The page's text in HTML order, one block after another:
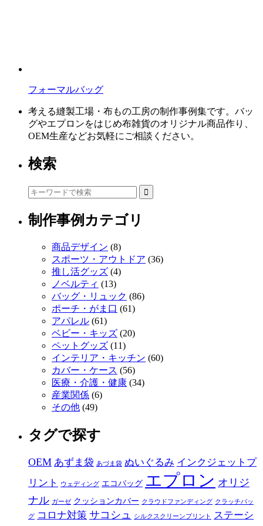
フォーマルバッグ
考える縫製工場・布もの工房の制作事例集です。バッ
グやエプロンをはじめ布雑貨のオリジナル商品作り、
OEM生産などお気軽にご相談ください。
検索
制作事例カテゴリ
商品デザイン (8)
スポーツ・アウトドア (36)
推し活グッズ (4)
ノベルティ (13)
バッグ・リュック (86)
ポーチ・がま口 (61)
アパレル (61)
ベビー・キッズ (20)
ペットグッズ (11)
インテリア・キッチン (60)
カバー・ケース (56)
医療・介護・健康 (34)
産業関係 (6)
その他 (49)
タグで探す
OEM あずま袋 あづま袋 ぬいぐるみ インクジェットプ
リント
ウェディング エコバッグ エプロン オリジ
ナル ガーゼ クッションカバー クラウドファンディング クラッチバッ
グ コロナ対策 サコシュ シルクスクリーンプリント ステーシ